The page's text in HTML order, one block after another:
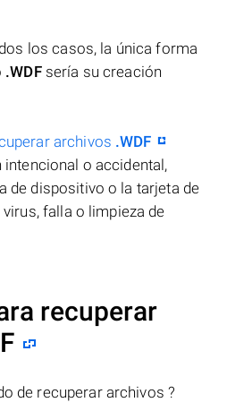
los casos, la única forma
.WDFsería su creación
archivos .WDF
o accidental,
de dispositivo o la tarjeta de
falla o limpieza de
recuperar
de recuperar archivos ?